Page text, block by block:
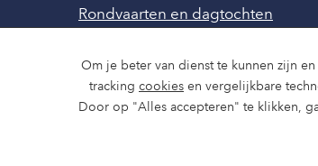
Om je beter van dienst te kunnen zijn
tracking cookies en vergelijkbare
Door op "Alles accepteren" te klikken,
Rondvaarten en dagtochten
Over ons
Route en bereikbaarheid